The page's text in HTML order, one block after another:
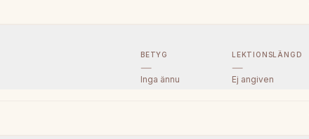
BETYG
—
Inga ännu
LEKTIONSLÄNGD
—
Ej angiven